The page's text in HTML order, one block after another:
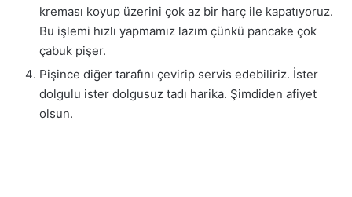
kreması koyup üzerini çok az bir harç ile kapatıyoruz.
Bu işlemi hızlı yapmamız lazım çünkü pancake çok
çabuk pişer.
Pişince diğer tarafını çevirip servis edebiliriz. İster
dolgulu ister dolgusuz tadı harika. Şimdiden afiyet
olsun.